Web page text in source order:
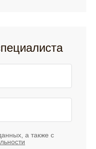
а также с